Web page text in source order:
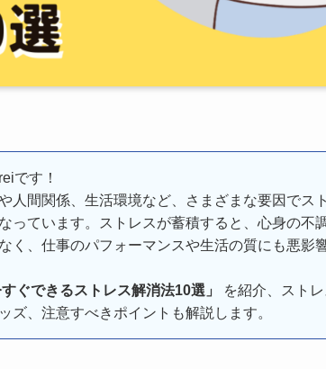
です！
人間関係、生活環境など、さまざまな要因でスト
っています。ストレスが蓄積すると、心身の不
く、仕事のパフォーマンスや生活の質にも悪影
すぐできるストレス解消法10選」
を紹介、ストレ
ズ、注意すべきポイントも解説します。